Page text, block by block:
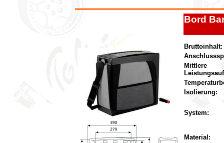
Bord
Bruttoinhalt:
Mittlere
Isolierung:
System:
Material: